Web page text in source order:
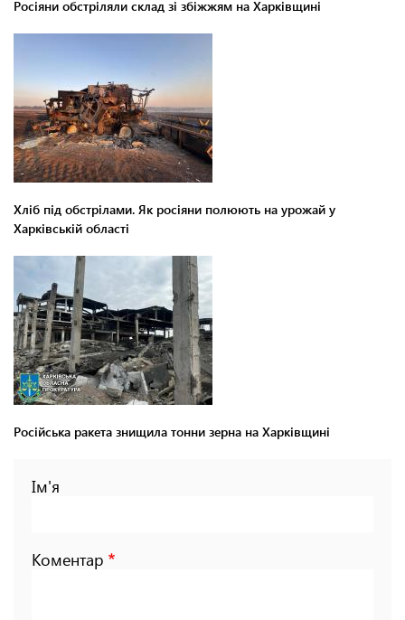
Росіяни обстріляли склад зі збіжжям на Харківщині
Хліб під обстрілами. Як росіяни полюють на урожай у
Харківській області
Російська ракета знищила тонни зерна на Харківщині
Ім'я
Коментар